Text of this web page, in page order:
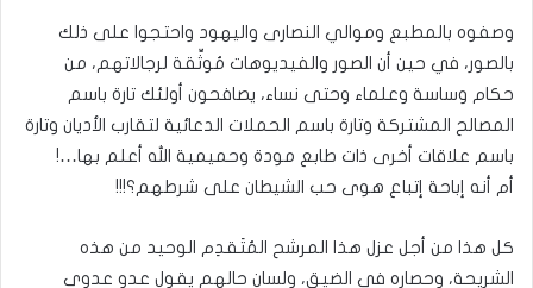
وصفوه بالمطبع وموالي النصارى واليهود واحتجوا على ذلك
بالصور، في حين أن الصور والفيديوهات مُوثِّقة لرجالاتهم، من
حكام وساسة وعلماء وحتى نساء، يصافحون أولئك تارة باسم
المصالح المشتركة وتارة باسم الحملات الدعائية لتقارب الأديان وتارة
باسم علاقات أخرى ذات طابع مودة وحميمية الله أعلم بها…!
أم أنه إباحة إتباع هوى حب الشيطان على شرطهم؟!!!
كل هذا من أجل عزل هذا المرشح المُتَقدِم الوحيد من هذه
الشريحة، وحصاره في الضيق، ولسان حالهم يقول عدو عدوي